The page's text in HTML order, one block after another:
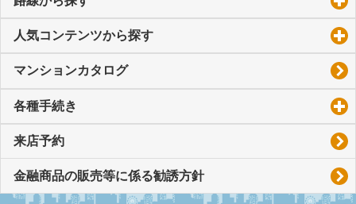
人気コンテンツから探す
マンションカタログ
各種手続き
来店予約
金融商品の販売等に係る勧誘方針